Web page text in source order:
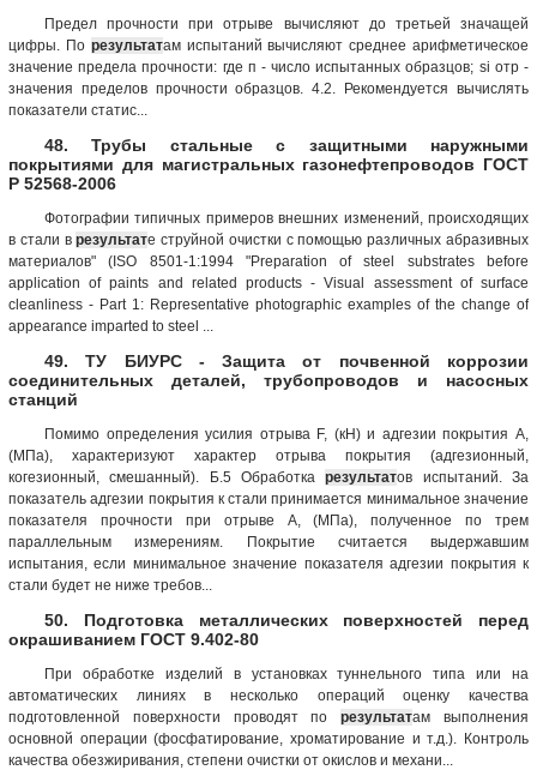
Предел прочности при отрыве вычисляют до третьей значащей
цифры. По результатам испытаний вычисляют среднее арифметическое
значение предела прочности: где п - число испытанных образцов; si отр -
значения пределов прочности образцов. 4.2. Рекомендуется вычислять
показатели статис...
48. Трубы стальные с защитными наружными
покрытиями для магистральных газонефтепроводов ГОСТ
Р 52568-2006
Фотографии типичных примеров внешних изменений, происходящих
в стали врезультате струйной очистки с помощью различных абразивных
материалов" (ISO 8501-1:1994 "Preparation of steel substrates before
application of paints and related products - Visual assessment of surface
cleanliness - Part 1: Representative photographic examples of the change of
appearance imparted to steel ...
49. ТУ БИУРС - Защита от почвенной коррозии
соединительных деталей, трубопроводов и насосных
станций
Помимо определения усилия отрыва F, (кН) и адгезии покрытия А,
(МПа), характеризуют характер отрыва покрытия (адгезионный,
когезионный, смешанный). Б.5 Обработкарезультатов испытаний. За
показатель адгезии покрытия к стали принимается минимальное значение
показателя прочности при отрыве А, (МПа), полученное по трем
параллельным измерениям. Покрытие считается выдержавшим
испытания, если минимальное значение показателя адгезии покрытия к
стали будет не ниже требов...
50. Подготовка металлических поверхностей перед
окрашиванием ГОСТ 9.402-80
При обработке изделий в установках туннельного типа или на
автоматических линиях в несколько операций оценку качества
подготовленной поверхности проводят порезультатам выполнения
основной операции (фосфатирование, хроматирование и т.д.). Контроль
качества обезжиривания, степени очистки от окислов и механи...